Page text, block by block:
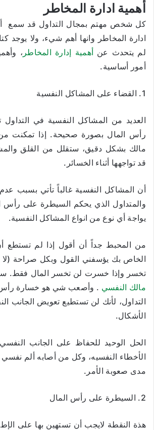
أهمية ادارة المخاطر
كل شخص مهتم بمجال التداول قد سمع
ادارة المخاطر وانها أهم شيء، ولا يوجد
لم يتحدث عن أهمية إدارة المخاطر ،
أمور أساسية.
1. القضاء على المشاكل النفسية
العديد من المشاكل النفسية في التداول
رأس المال بصورة صحيحة. إذا تمكنت
مالك بشكل دقيق، ستقلل من القلق
قد تواجهها أثناء الخسائر.
أن المشاكل النفسية غالباً تأتي بسبب
والمتداول الذي يحكم السيطرة على رأس
يواجة أي نوع من انواع المشاكل النفسية.
من المحبط جداً أن أقول إذا لم تستطع
الخاص بك يؤسفني القول وبكل صراحة
تخسر وإذا خسرت لن تخسر المال فقط.
مالك النفسي . وأصعب شي هو خسارة رأس
التداول، لأنك لن تستطيع تعويض الجانب
الأشكال.
الحل الوحيد للحفاظ على الجانب
الأخطاء النفسيه، وكل من أصابه ألم
مدى صعوبة الأمر.
2. السيطرة على رأس المال
هذة النقطة لايجب أن تستهين بها على